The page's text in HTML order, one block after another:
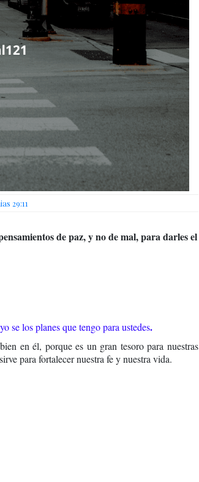
29:11
de paz, y no de mal, para darles el
yo se los planes que tengo para ustedes.
en él, porque es un gran tesoro para nuestras
para fortalecer nuestra fe y nuestra vida.